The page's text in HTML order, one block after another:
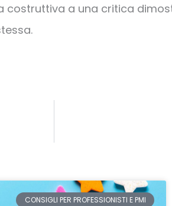
costruttiva a una critica
CONSIGLI PER PROFESSIONISTI E PMI